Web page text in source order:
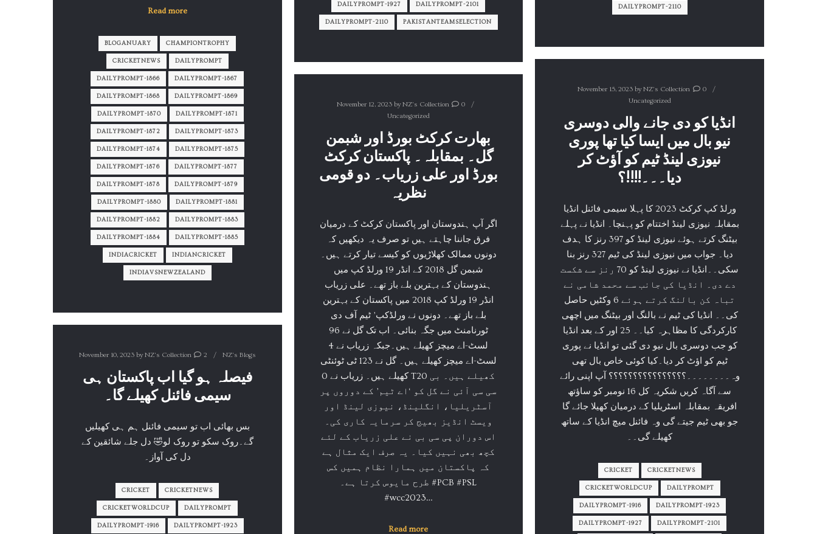
Read more
BLOGANUARY CHAMPIONTROPHY
CRICKETNEWS DAILYPROMPT
DAILYPROMPT-1866 DAILYPROMPT-1867
DAILYPROMPT-1868 DAILYPROMPT-1869
DAILYPROMPT-1870 DAILYPROMPT-1871
DAILYPROMPT-1872 DAILYPROMPT-1873
DAILYPROMPT-1874 DAILYPROMPT-1875
DAILYPROMPT-1876 DAILYPROMPT-1877
DAILYPROMPT-1878 DAILYPROMPT-1879
DAILYPROMPT-1880 DAILYPROMPT-1881
DAILYPROMPT-1882 DAILYPROMPT-1883
DAILYPROMPT-1884 DAILYPROMPT-1885
INDIACRICKET INDIANCRICKET
INDIAVSNEWZEALAND
DAILYPROMPT-1927 DAILYPROMPT-2101
DAILYPROMPT-2110 PAKISTANTEAMSELECTION
DAILYPROMPT-2110
November 15, 2023 byNZ's Collection
0
Uncategorized
انڈیا کو دی جانے والی دوسری
نیو بال میں ایسا کیا تھا پوری
نیوزی لینڈ ٹیم کو آؤٹ کر
دیا۔۔۔!!!!؟
ورلڈ کپ کرکٹ 2023 کا پہلا سیمی فائنل انڈیا
بمقابلہ نیوزی لینڈ اختتام کو پہنچا۔ انڈیا نے پہلے
بیٹنگ کرتے ہوئے نیوزی لینڈ کو 397 رنز کا ہدف
دیا۔ جواب میں نیوزی لینڈ کی ٹیم 327 رنز بنا
سکی۔۔انڈیا نے نیوزی لینڈ کو 70 رنز سے شکست
دے دی۔ انڈیا کی جانب سے محمد شامی نے
تباہ کن بالنگ کرتے ہوئے 6 وکٹیں حاصل
کی۔۔ انڈیا کی ٹیم نے بالنگ اور بیٹنگ میں اچھی
کارکردگی کا مظاہرہ کیا۔۔ 25 اور کے بعد انڈیا
کو جب دوسری بال نیو دی گئی تو انڈیا نے پوری
ٹیم کو اؤٹ کر دیا۔کیا کوئی خاص بال تھی
وہ۔۔۔۔۔۔۔۔؟؟؟؟؟؟؟؟؟؟؟؟؟؟؟؟ آپ اپنی رائے
سے آگاہ کریں شکریہ کل 16 نومبر کو ساؤتھ
افریقہ بمقابلہ اسٹریلیا کے درمیان کھیلا جائے گا
جو بھی ٹیم جیتے گی وہ فائنل میچ انڈیا کے ساتھ
کھیلے گی۔۔
CRICKET CRICKETNEWS
CRICKETWORLDCUP DAILYPROMPT
DAILYPROMPT-1916 DAILYPROMPT-1923
DAILYPROMPT-1927 DAILYPROMPT-2101
November 12, 2023byNZ's Collection
0
Uncategorized
بھارت کرکٹ بورڈ اور شبمن
گل۔ بمقابلہ۔ پاکستان کرکٹ
بورڈ اور علی زریاب۔ دو قومی
نظریہ
اگر آپ ہندوستان اور پاکستان کرکٹ کے درمیان
فرق جاننا چاہتے ہیں تو صرف یہ دیکھیں کہ
دونوں ممالک کھلاڑیوں کو کیسے تیار کرتے ہیں۔
شبمن گل 2018 کے انڈر 19 ورلڈ کپ میں
ہندوستان کے بہترین بلے باز تھے۔ علی زریاب
انڈر 19 ورلڈ کپ 2018 میں پاکستان کے بہترین
بلے باز تھے۔ دونوں نے ورلڈکپ’ ٹیم آف دی
ٹورنامنٹ میں جگہ بنائی۔ اب تک گل نے 96
لسٹ-اے میچز کھیلے ہیں۔جبکہ زریاب نے 4
لسٹ-اے میچز کھیلے ہیں۔ گل نے 123 ٹی ٹوئنٹی
کھیلے ہیں۔ زریاب نے 0 T20 کھیلے ہیں۔ بی
سی سی آئی نے گل کو ‘اے ٹیم’ کے دوروں پر
آسٹریلیا، انگلینڈ، نیوزی لینڈ اور
ویسٹ انڈیز بھیج کر سرمایہ کاری کی۔
اس دوران پی سی بی نے علی زریاب کے لئے
کچھ بھی نہیں کیا۔ یہ صرف ایک مثال ہے
کہ پاکستان میں ہمارا نظام ہمیں کس
طرح مایوس کرتا ہے۔ #PCB #PSL
#wcc2023…
Read more
November 10, 2023byNZ's Collection 2 NZ's Blogs
فیصلہ ہو گیا اب پاکستان ہی
سیمی فائنل کھیلے گا۔
بس بھائی اب تو سیمی فائنل ہم ہی کھیلیں
گے۔روک سکو تو روک لو🤣 دل جلے شائقین کے
دل کی آواز۔
CRICKET CRICKETNEWS
CRICKETWORLDCUP DAILYPROMPT
DAILYPROMPT-1916 DAILYPROMPT-1923